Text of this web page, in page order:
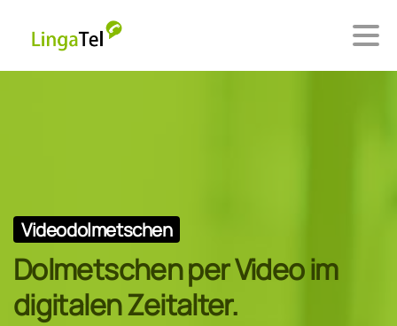
Videodolmetschen
Dolmetschen per Video im
digitalen Zeitalter.